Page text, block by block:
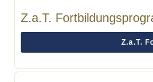
Z.a.T.
Z.a.T.